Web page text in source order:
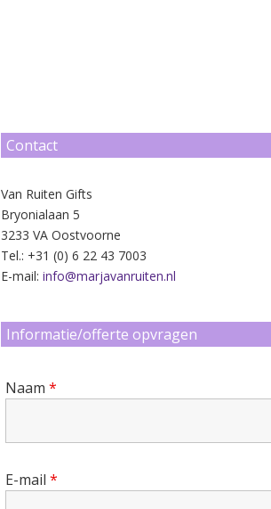
Contact
Van Ruiten Gifts
Bryonialaan 5
3233 VA Oostvoorne
Tel.: +31 (0) 6 22 43 7003
E-mail:info@marjavanruiten.nl
Informatie/offerte opvragen
Naam*
E-mail*